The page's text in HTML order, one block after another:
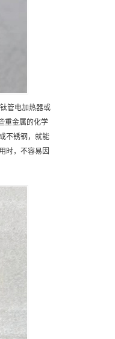
管电加热器或
重金属的化学
不锈钢，就能
时，不容易因